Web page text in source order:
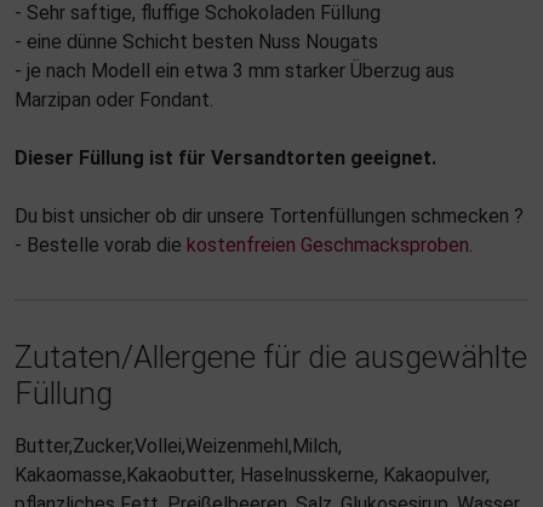
- Sehr saftige, fluffige Schokoladen Füllung
- eine dünne Schicht besten Nuss Nougats
- je nach Modell ein etwa 3 mm starker Überzug aus
Marzipan oder Fondant.
Dieser Füllung ist für Versandtorten geeignet.
Du bist unsicher ob dir unsere Tortenfüllungen schmecken ?
- Bestelle vorab die kostenfreien Geschmacksproben.
Zutaten/Allergene für die ausgewählte
Füllung
Butter,Zucker,Vollei,Weizenmehl,Milch,
Kakaomasse,Kakaobutter, Haselnusskerne, Kakaopulver,